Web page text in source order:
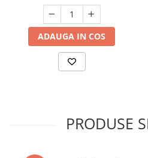
ADAUGA IN COS
PRODUSE